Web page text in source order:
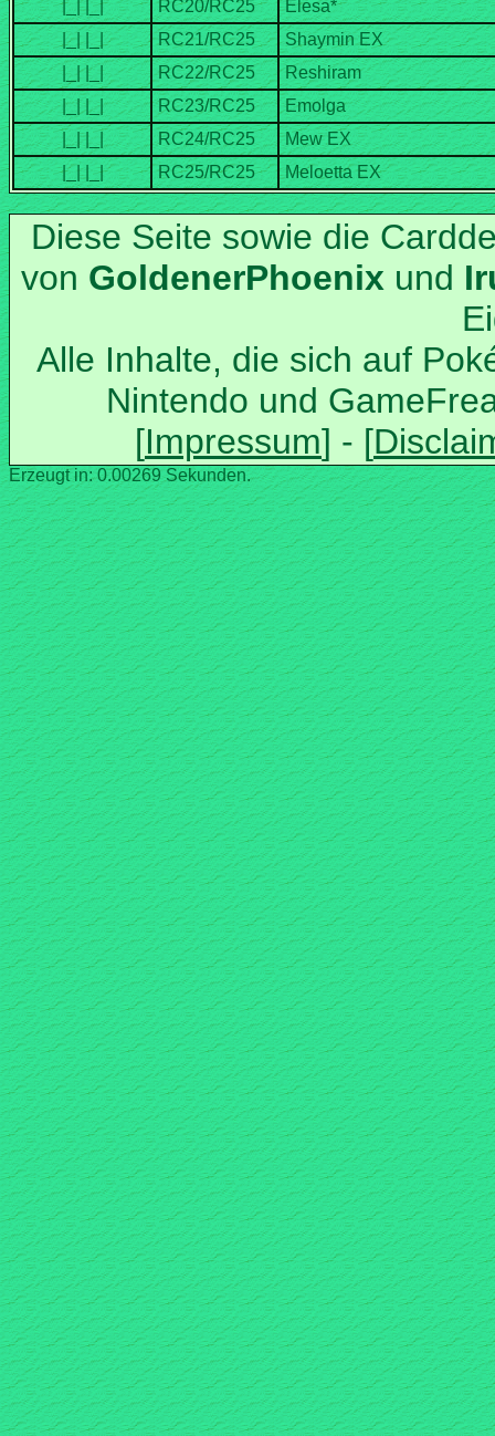
Diese Seite sowie die
von
und
Alle Inhalte, die sich auf
Nintendo und
Erzeugt in: 0.00269 Sekunden.